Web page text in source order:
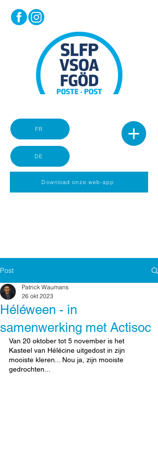
DE
FR
Download onze web-app
Post
Héléween - in
samenwerking met Actisoc
Patrick Waumans
26 okt 2023
Van 20 oktober tot 5 november is het
Kasteel van Hélécine uitgedost in zijn
mooiste kleren... Nou ja, zijn mooiste
gedrochten...